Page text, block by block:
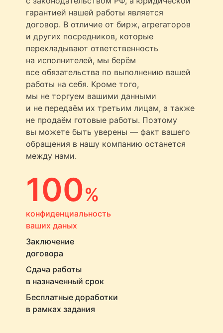
гарантией нашей работы является
договор. В отличие от бирж, агрегаторов
и других посредников, которые
перекладывают ответственность
на исполнителей, мы берём
все обязательства по выполнению вашей
работы на себя. Кроме того,
мы не торгуем вашими данными
и не передаём их третьим лицам, а также
не продаём готовые работы. Поэтому
вы можете быть уверены — факт вашего
обращения в нашу компанию останется
между нами.
100%
конфиденциальность
ваших даных
Заключение
договора
Сдача работы
в назначенный срок
Бесплатные доработки
в рамках задания